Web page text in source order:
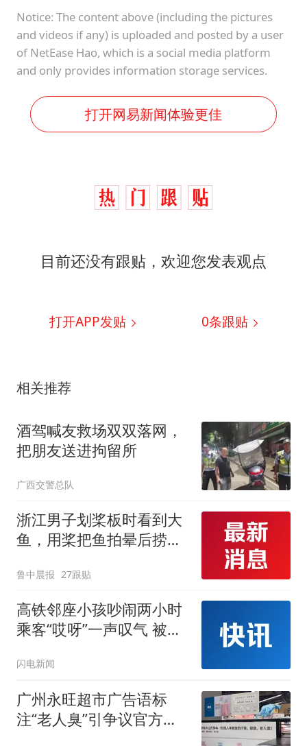
Notice: The content above (including the pictures
and videos if any) is uploaded and posted by a user
of NetEase Hao, which is a social media platform
and only provides information storage services.
打开网易新闻体验更佳
目前还没有跟贴，欢迎您发表观点
打开APP发贴 0条跟贴
相关推荐
酒驾喊友救场双双落网，
把朋友送进拘留所
广西交警总队
浙江男子划桨板时看到大
鱼，用桨把鱼拍晕后捞
两，做成红烧辣子鱼块，
味道很好
鲁中晨报 27跟贴
高铁邻座小孩吵闹两小时
乘客“哎呀”一声叹气 被家
闪电新闻
广州永旺超市广告语标
注“老人臭”引争议官方回